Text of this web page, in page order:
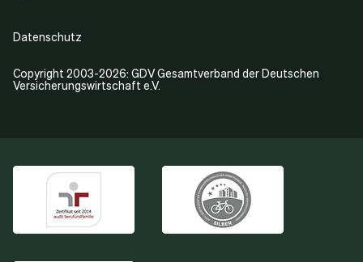
Copyright 2003-2026: GDV Gesamtverband der Deutschen
Versicherungswirtschaft e.V.
Datenschutz